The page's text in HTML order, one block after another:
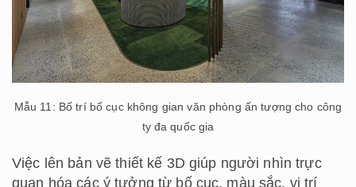
Mẫu 11: Bố trí bố cục không gian văn phòng ấn tượng cho công
ty đa quốc gia
Việc lên bản vẽ thiết kế 3D giúp người nhìn trực
quan hóa các ý tưởng từ bố cục, màu sắc, vị trí